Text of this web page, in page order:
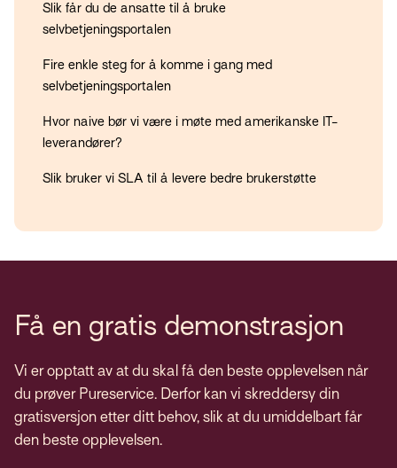
Slik får du de ansatte til å bruke
selvbetjeningsportalen
Fire enkle steg for å komme i gang med
selvbetjeningsportalen
Hvor naive bør vi være i møte med amerikanske IT-
leverandører?
Slik bruker vi SLA til å levere bedre brukerstøtte
Få en gratis demonstrasjon
Vi er opptatt av at du skal få den beste opplevelsen når
du prøver Pureservice. Derfor kan vi skreddersy din
gratisversjon etter ditt behov, slik at du umiddelbart får
den beste opplevelsen.